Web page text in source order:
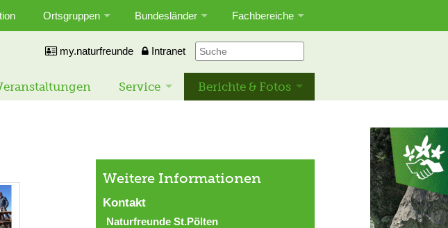
Ortsgruppen Bundesländer Fachbereiche
my.naturfreunde Intranet
Service Berichte & Fotos
Weitere Informationen
Kontakt
Naturfreunde St.Pölten